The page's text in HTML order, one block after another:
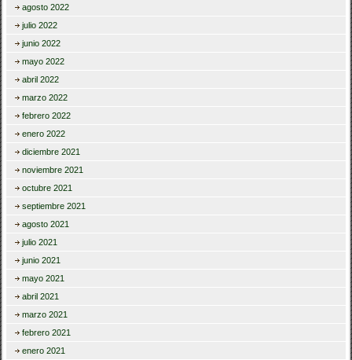
agosto 2022
julio 2022
junio 2022
mayo 2022
abril 2022
marzo 2022
febrero 2022
enero 2022
diciembre 2021
noviembre 2021
octubre 2021
septiembre 2021
agosto 2021
julio 2021
junio 2021
mayo 2021
abril 2021
marzo 2021
febrero 2021
enero 2021